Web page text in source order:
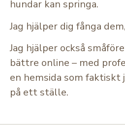
hundar kan springa.
Jag hjälper dig fånga
Jag hjälper också
bättre online – med
en hemsida som
på ett ställe.